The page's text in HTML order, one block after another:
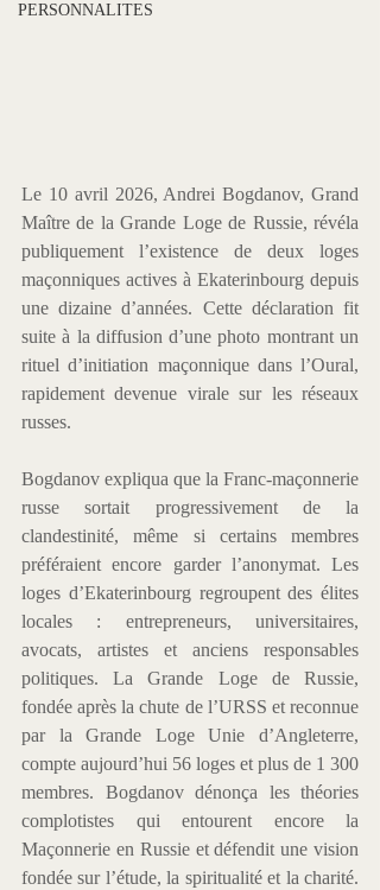
PERSONNALITES
Le 10 avril 2026, Andrei Bogdanov, Grand
Maître de la Grande Loge de Russie, révéla
publiquement l’existence de deux loges
maçonniques actives à Ekaterinbourg depuis
une dizaine d’années. Cette déclaration fit
suite à la diffusion d’une photo montrant un
rituel d’initiation maçonnique dans l’Oural,
rapidement devenue virale sur les réseaux
russes.
Bogdanov expliqua que la Franc-maçonnerie
russe sortait progressivement de la
clandestinité, même si certains membres
préféraient encore garder l’anonymat. Les
loges d’Ekaterinbourg regroupent des élites
locales : entrepreneurs, universitaires,
avocats, artistes et anciens responsables
politiques. La Grande Loge de Russie,
fondée après la chute de l’URSS et reconnue
par la Grande Loge Unie d’Angleterre,
compte aujourd’hui 56 loges et plus de 1 300
membres. Bogdanov dénonça les théories
complotistes qui entourent encore la
Maçonnerie en Russie et défendit une vision
fondée sur l’étude, la spiritualité et la charité.